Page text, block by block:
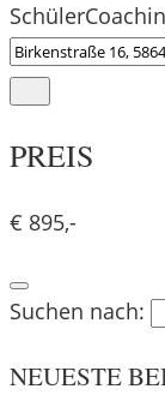
PREIS
€ 895,-
Suchen nach:
NEUESTE